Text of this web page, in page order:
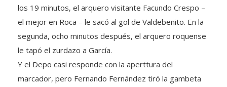
los 19 minutos, el arquero visitante Facundo Crespo –
el mejor en Roca – le sacó al gol de Valdebenito. En la
segunda, ocho minutos después, el arquero roquense
le tapó el zurdazo a García.
Y el Depo casi responde con la aperttura del
marcador, pero Fernando Fernández tiró la gambeta